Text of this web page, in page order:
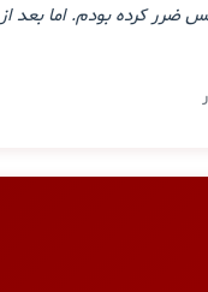
ضرر کرده بودم. اما